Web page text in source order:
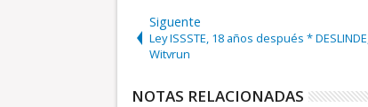
Siguente
Ley ISSSTE, 18 años después *
Witvrun
NOTAS RELACIONADAS